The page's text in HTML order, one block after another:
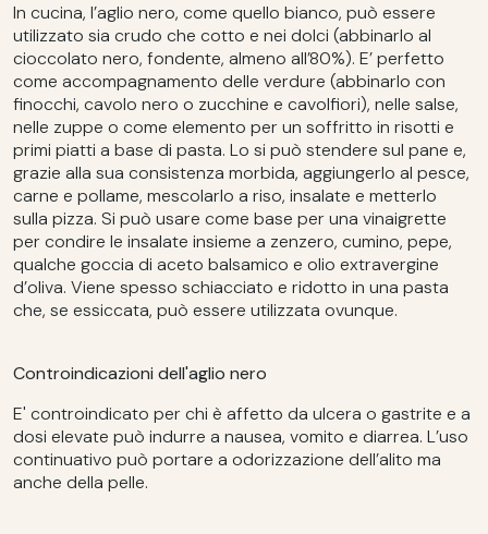
In cucina, l’aglio nero, come quello bianco, può essere
utilizzato sia crudo che cotto e nei dolci (abbinarlo al
cioccolato nero, fondente, almeno all’80%). E’ perfetto
come accompagnamento delle verdure (abbinarlo con
finocchi, cavolo nero o zucchine e cavolfiori), nelle salse,
nelle zuppe o come elemento per un soffritto in risotti e
primi piatti a base di pasta. Lo si può stendere sul pane e,
grazie alla sua consistenza morbida, aggiungerlo al pesce,
carne e pollame, mescolarlo a riso, insalate e metterlo
sulla pizza. Si può usare come base per una vinaigrette
per condire le insalate insieme a zenzero, cumino, pepe,
qualche goccia di aceto balsamico e olio extravergine
d’oliva. Viene spesso schiacciato e ridotto in una pasta
che, se essiccata, può essere utilizzata ovunque.
Controindicazioni dell'aglio nero
E' controindicato per chi è affetto da ulcera o gastrite e a
dosi elevate può indurre a nausea, vomito e diarrea. L’uso
continuativo può portare a odorizzazione dell’alito ma
anche della pelle.